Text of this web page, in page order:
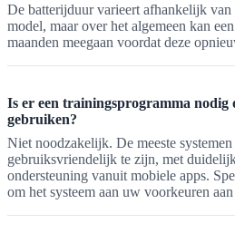
De batterijduur varieert afhankelijk
model, maar over het algemeen kan
maanden meegaan voordat deze
Is er een trainingsprogramma nodig
gebruiken?
Niet noodzakelijk. De meeste
gebruiksvriendelijk te zijn, met
ondersteuning vanuit mobiele apps.
om het systeem aan uw voorkeuren aan